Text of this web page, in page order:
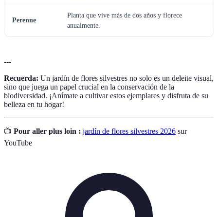
Perenne
Planta que vive más de dos años y florece
anualmente.
---
Recuerda: Un jardín de flores silvestres no solo es un deleite visual,
sino que juega un papel crucial en la conservación de la
biodiversidad. ¡Anímate a cultivar estos ejemplares y disfruta de su
belleza en tu hogar!
📺 Pour aller plus loin : jardín de flores silvestres 2026 sur
YouTube